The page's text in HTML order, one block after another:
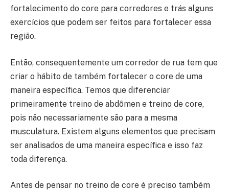
fortalecimento do core para corredores e trás alguns
exercícios que podem ser feitos para fortalecer essa
região.
Então, consequentemente um corredor de rua tem que
criar o hábito de também fortalecer o core de uma
maneira específica. Temos que diferenciar
primeiramente treino de abdômen e treino de core,
pois não necessariamente são para a mesma
musculatura. Existem alguns elementos que precisam
ser analisados de uma maneira específica e isso faz
toda diferença.
Antes de pensar no treino de core é preciso também